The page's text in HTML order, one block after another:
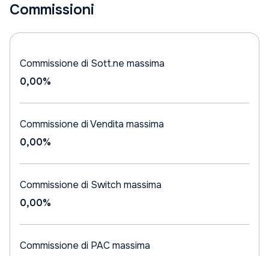
Commissioni
Commissione di Sott.ne massima
0,00%
Commissione di Vendita massima
0,00%
Commissione di Switch massima
0,00%
Commissione di PAC massima